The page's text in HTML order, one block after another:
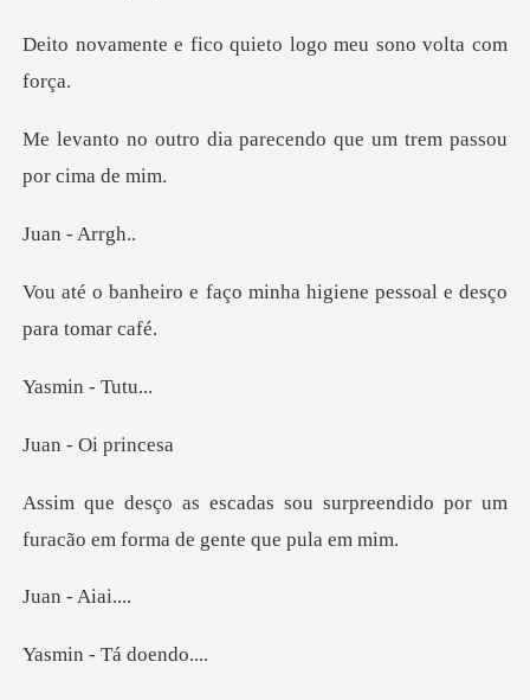
co quieto logo meu s
parecendo que um trem
- A
o minha higiene pessoal
n - T
Oi pr
surpreendido por um
furacão em
- Aia
- Tá do